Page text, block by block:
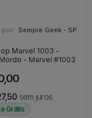
por: Sempre Geek - SP
Marvel 1003 -
Master Mordo - Marvel #1003
sem juros
Grátis